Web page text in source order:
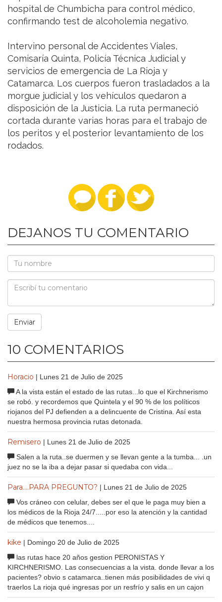
hospital de Chumbicha para control médico,
confirmando test de alcoholemia negativo.
Intervino personal de Accidentes Viales,
Comisaría Quinta, Policía Técnica Judicial y
servicios de emergencia de La Rioja y
Catamarca. Los cuerpos fueron trasladados a la
morgue judicial y los vehículos quedaron a
disposición de la Justicia. La ruta permaneció
cortada durante varias horas para el trabajo de
los peritos y el posterior levantamiento de los
rodados.
DEJANOS TU COMENTARIO
10 COMENTARIOS
Horacio | Lunes 21 de Julio de 2025
A la vista están el estado de las rutas...lo que el Kirchnerismo
se robó. y recordemos que Quintela y el 90 % de los políticos
riojanos del PJ defienden a a delincuente de Cristina. Así esta
nuestra hermosa provincia rutas detonada.
Remisero | Lunes 21 de Julio de 2025
Salen a la ruta..se duermen y se llevan gente a la tumba... .un
juez no se la iba a dejar pasar si quedaba con vida...
Para....PARA PREGUNTO? | Lunes 21 de Julio de 2025
Vos cráneo con celular, debes ser el que le paga muy bien a
los médicos de la Rioja 24/7.....por eso la atención y la cantidad
de médicos que tenemos....
kike | Domingo 20 de Julio de 2025
las rutas hace 20 años gestion PERONISTAS Y
KIRCHNERISMO. Las consecuencias a la vista. donde llevar a los
pacientes? obvio s catamarca..tienen más posibilidades de vivi q
traerlos La rioja qué ingresas por un resfrío y salis en un cajon